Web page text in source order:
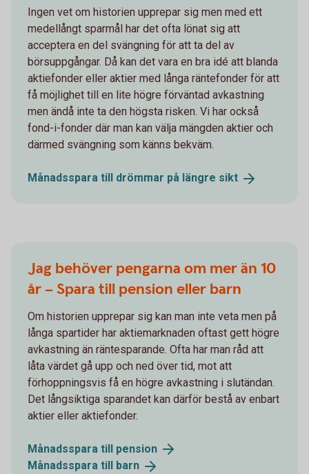
Ingen vet om historien upprepar sig men med ett
medellångt sparmål har det ofta lönat sig att
acceptera en del svängning för att ta del av
börsuppgångar. Då kan det vara en bra idé att blanda
aktiefonder eller aktier med långa räntefonder för att
få möjlighet till en lite högre förväntad avkastning
men ändå inte ta den högsta risken. Vi har också
fond-i-fonder där man kan välja mängden aktier och
därmed svängning som känns bekväm.
Månadsspara till drömmar på längre sikt
Jag behöver pengarna om mer än 10
år – Spara till pension eller barn
Om historien upprepar sig kan man inte veta men på
långa spartider har aktiemarknaden oftast gett högre
avkastning än räntesparande. Ofta har man råd att
låta värdet gå upp och ned över tid, mot att
förhoppningsvis få en högre avkastning i slutändan.
Det långsiktiga sparandet kan därför bestå av enbart
aktier eller aktiefonder.
Månadsspara till pension
Månadsspara till
barn